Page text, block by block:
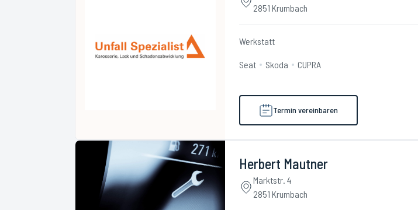
2851 Krumbach
Werkstatt
Seat Skoda CUPRA
Termin vereinbaren
Herbert Mautner
Marktstr. 4
2851 Krumbach